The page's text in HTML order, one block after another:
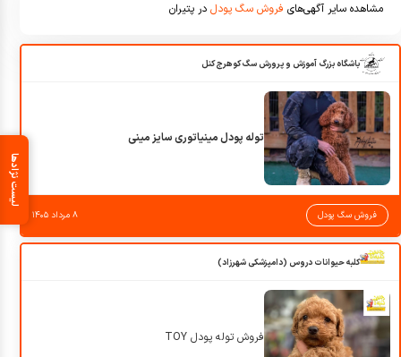
لیست نژادها
مشاهده سایر آگهی‌های فروش سگ پودل در پتیران
باشگاه بزرگ آموزش و پرورش سگ کوهرج کنل
توله پودل مینیاتوری سایز مینی
فروش سگ پودل ۸ مرداد ۱۴۰۵
کلبه حیوانات دروس (دامپزشکی شهرزاد)
فروش توله پودل TOY